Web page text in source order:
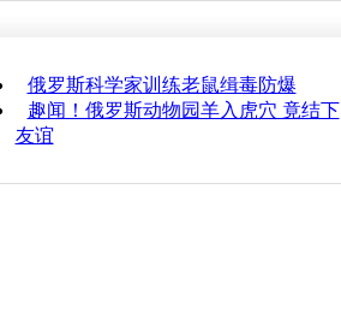
俄罗斯科学家训练老鼠缉毒防爆
趣闻！俄罗斯动物园羊入虎穴 竟结下
友谊